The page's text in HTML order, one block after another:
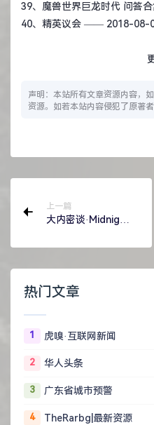
39、 魔兽世界巨龙时代 问答合
40、 精英议会 —— 2018-08-
声明：本站所有文章资源内容，
资源。如若本站内容侵犯了原著
上一篇
大内密谈·Midnight
热门文章
1 虎嗅·互联网新闻
2 华人头条
3 广东省城市预警
4 TheRarbg|最新资源